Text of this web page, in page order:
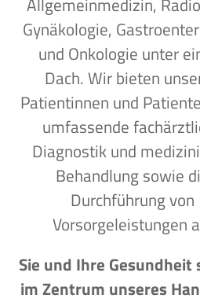
Gynäkologie,
und Onkologie unter
Dach. Wir bieten
Patientinnen und
umfassende
Diagnostik und
Behandlung sowie
Durchführung von
Vorsorgeleistungen
Sie und Ihre Gesundheit
im Zentrum unseres